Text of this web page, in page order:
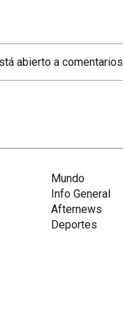
abierto a comentarios
Mundo
Info General
Afternews
Deportes